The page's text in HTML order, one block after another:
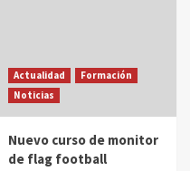
Actualidad
Formación
Noticias
Nuevo curso de monitor
de flag football